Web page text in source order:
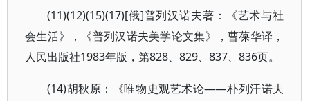
(11)(12)(15)(17)[俄]普列汉诺夫著：《艺术与社
会生活》，《普列汉诺夫美学论文集》，曹葆华译，
人民出版社1983年版，第828、829、837、836页。
(14)胡秋原：《唯物史观艺术论——朴列汗诺夫